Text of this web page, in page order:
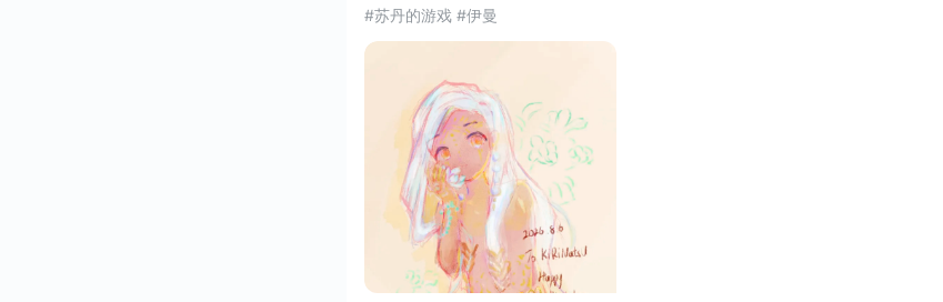
#苏丹的游戏 #伊曼